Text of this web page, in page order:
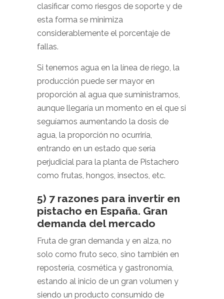
clasificar como riesgos de soporte y de
esta forma se minimiza
considerablemente el porcentaje de
fallas.
Si tenemos agua en la línea de riego, la
producción puede ser mayor en
proporción al agua que suministramos,
aunque llegaría un momento en el que si
seguíamos aumentando la dosis de
agua, la proporción no ocurriría,
entrando en un estado que sería
perjudicial para la planta de Pistachero
como frutas, hongos, insectos, etc.
5) 7 razones para invertir en
pistacho en España. Gran
demanda del mercado
Fruta de gran demanda y en alza, no
solo como fruto seco, sino también en
repostería, cosmética y gastronomía,
estando al inicio de un gran volumen y
siendo un producto consumido de